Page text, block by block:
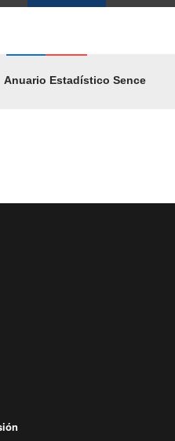
Anuario Estadístico Sence
Solicitud Audiencias